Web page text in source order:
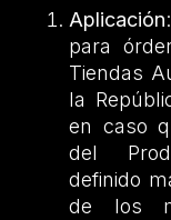
Aplicación
para
Tiendas
la
en caso
del
definido
de los